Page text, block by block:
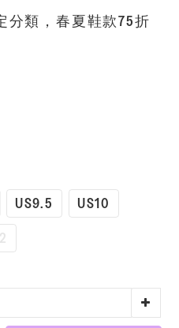
分類，春夏鞋款75折
US9.5
US10